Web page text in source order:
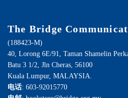
The Bridge
(188423-M)
40, Lorong 6E/91, Taman Shamelin
Batu 3 1/2, Jln Cheras, 56100
Kuala Lumpur, MALAYSIA.
电话: 603-92015770